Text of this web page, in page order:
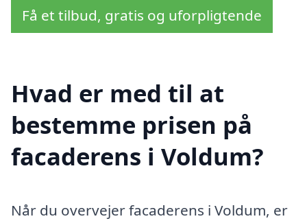
Få et tilbud, gratis og uforpligtende
Hvad er med til at
bestemme prisen på
facaderens i Voldum?
Når du overvejer facaderens i Voldum, er